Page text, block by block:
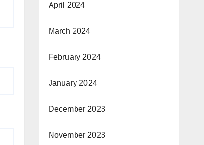
April 2024
March 2024
February 2024
January 2024
December 2023
November 2023